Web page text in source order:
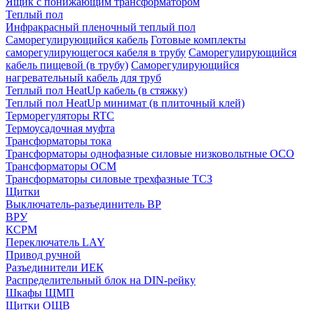
Теплый пол
Инфракрасный пленочный теплый пол
Саморегулирующийся кабель Готовые комплекты
саморегулирующегося кабеля в трубу Саморегулирующийся
кабель пищевой (в трубу) Саморегулирующийся
нагревательный кабель для труб
Теплый пол HeatUp кабель (в стяжку)
Теплый пол HeatUp минимат (в плиточный клей)
Терморегуляторы RTC
Термоусадочная муфта
Трансформаторы тока
Трансформаторы однофазные силовые низковольтные ОСО
Трансформаторы ОСМ
Трансформаторы силовые трехфазные ТСЗ
Щитки
Выключатель-разъединитель ВР
ВРУ
КСРМ
Переключатель LAY
Привод ручной
Разъединители ИЕК
Распределительный блок на DIN-рейку
Шкафы ЩМП
Щитки ОЩВ